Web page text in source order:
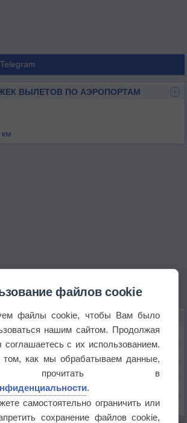
ВЫЛЕТОВ ПО АЭРОПОРТАМ
АЛБА-ЮЛИИ
файлов cookie
файлы cookie, чтобы Вам было
нашим сайтом. Продолжая
с их использованием.
том, как мы обрабатываем данные,
прочитать в
.
самостоятельно ограничить или
сохранение файлов cookie,